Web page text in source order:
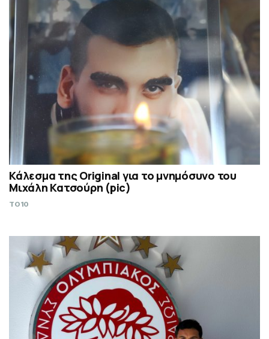
Κάλεσμα της Original για το μνημόσυνο του
Μιχάλη Κατσούρη (pic)
TO10